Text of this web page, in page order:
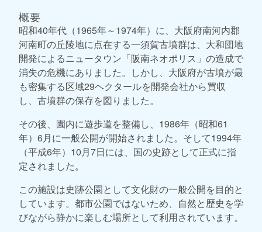
概要
昭和40年代（1965年～1974年）に、大阪府南河内郡
河南町の丘陵地に点在する一須賀古墳群は、大和団地
開発によるニュータウン「阪南ネオポリス」の造成で
消失の危機にありました。しかし、大阪府が古墳が最
も密集する区域29ヘクタールを開発会社から買収
し、古墳群の保存を図りました。
その後、園内に遊歩道を整備し、1986年（昭和61
年）6月に一般公開が開始されました。そして1994年
（平成6年）10月7日には、国の史跡として正式に指
定されました。
この施設は史跡公園として文化財の一般公開を目的と
しています。都市公園ではないため、自然と歴史を学
びながら静かに楽しむ場所として利用されています。